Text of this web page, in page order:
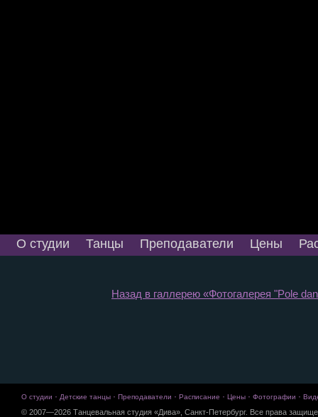
О студии Танцы Преподаватели Цены
Назад в галлерею «Фотогалерея "Pole
О студии · Детские танцы · Преподаватели · Расписание · Цены · Фотографии ·
© 2007—2026 Танцевальная студия «Дива», Санкт-Петербург. Все права